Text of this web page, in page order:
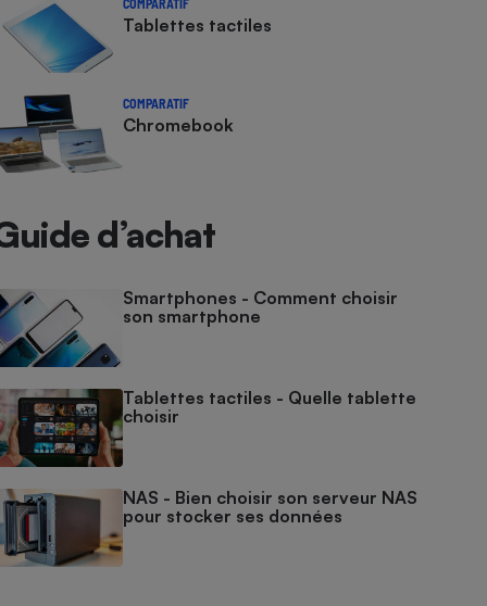
COMPARATIF
Tablettes tactiles
COMPARATIF
Chromebook
d’achat
Smartphones - Comment choisir
son smartphone
Tablettes tactiles - Quelle tablette
choisir
NAS - Bien choisir son serveur NAS
pour stocker ses données